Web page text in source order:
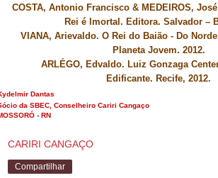
COSTA, Antonio Francisco & MEDEIROS,
Rei é Imortal. Editora. Salvador –
VIANA, Arievaldo. O Rei do Baião - Do
Planeta Jovem. 2012.
ARLÉGO, Edvaldo. Luiz Gonzaga
Edificante. Recife, 2012.
Dantas
da SBEC, Conselheiro Cariri Cangaço
- RN
CARIRI CANGAÇO
Compartilhar